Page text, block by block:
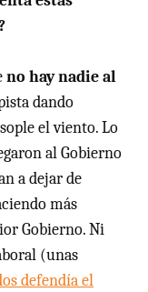
no hay nadie al
dando
el viento. Lo
al Gobierno
a dejar de
más
Gobierno. Ni
(unas
defendía el